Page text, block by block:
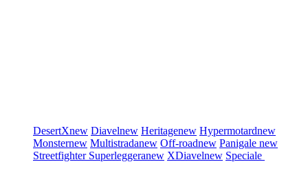
DesertXnew Diavelnew Heritagenew Hypermotardnew
Monsternew Multistradanew Off-roadnew Panigale new
Streetfighter Superleggeranew XDiavelnew Speciale